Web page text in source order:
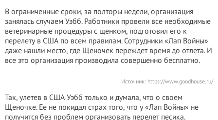
В ограниченные сроки, за полторы недели, организация
занялась случаем Уэбб. Работники провели все необходимые
ветеринарные процедуры с щенком, подготовил его к
перелету в США по всем правилам. Сотрудники «Лап Войны»
даже нашли место, где Щеночек переждет время до отлета. И
все это организация производила совершенно бесплатно.
Источник: https://www.goodhouse.ru/
Так, улетев в США Уэбб только и думала, что о своем
Щеночке. Ее не покидал страх того, что у «Лап Войны» не
получится без проблем организовать перелет песика.